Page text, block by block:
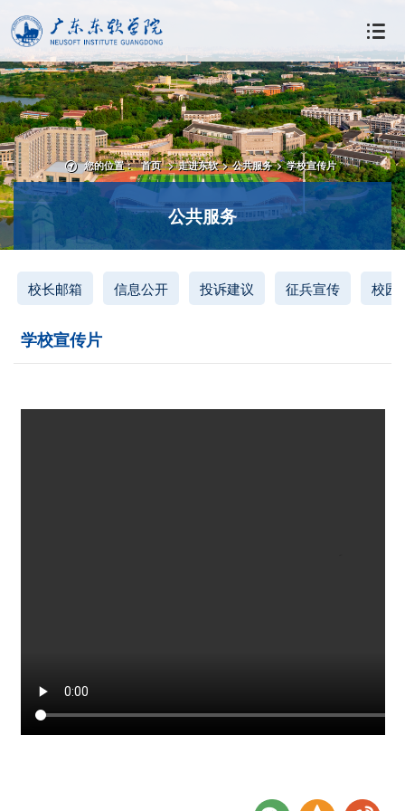
您的位置： 首页 > 走进东软 > 公共服务 > 学校宣传片
公共服务
校长邮箱 信息公开 投诉建议 征兵宣传 校园
学校宣传片